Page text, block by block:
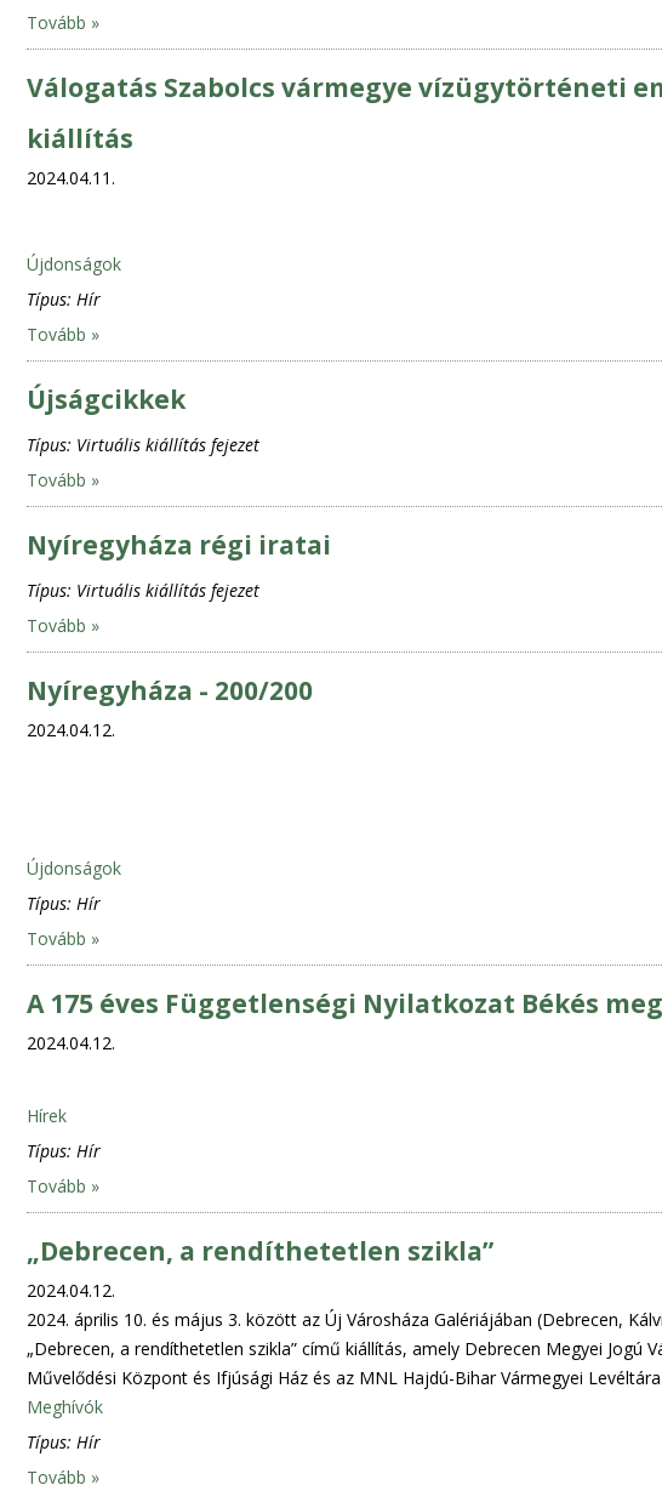
Tovább »
Válogatás Szabolcs vármegye vízügytörténeti
kiállítás
2024.04.11.
Újdonságok
Típus: Hír
Tovább »
Újságcikkek
Típus: Virtuális kiállítás fejezet
Tovább »
Nyíregyháza régi iratai
Típus: Virtuális kiállítás fejezet
Tovább »
Nyíregyháza - 200/200
2024.04.12.
Újdonságok
Típus: Hír
Tovább »
A 175 éves Függetlenségi Nyilatkozat Békés
2024.04.12.
Hírek
Típus: Hír
Tovább »
„Debrecen, a rendíthetetlen szikla”
2024.04.12.
2024. április 10. és május 3. között az Új Városháza Galériájában (Debrecen,
„Debrecen, a rendíthetetlen szikla” című kiállítás, amely Debrecen Megyei Jogú
Művelődési Központ és Ifjúsági Ház és az MNL Hajdú-Bihar Vármegyei
Meghívók
Típus: Hír
Tovább »